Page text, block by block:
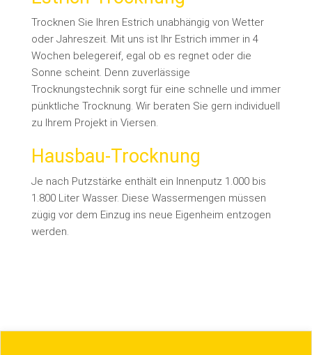
Trocknen Sie Ihren Estrich unabhängig von Wetter
oder Jahreszeit. Mit uns ist Ihr Estrich immer in 4
Wochen belegereif, egal ob es regnet oder die
Sonne scheint. Denn zuverlässige
Trocknungstechnik sorgt für eine schnelle und immer
pünktliche Trocknung. Wir beraten Sie gern individuell
zu Ihrem Projekt in Viersen.
Hausbau-Trocknung
Je nach Putzstärke enthält ein Innenputz 1.000 bis
1.800 Liter Wasser. Diese Wassermengen müssen
zügig vor dem Einzug ins neue Eigenheim entzogen
werden.